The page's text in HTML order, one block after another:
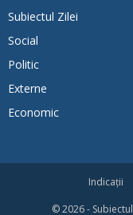
Subiectul Zilei
Social
Politic
Externe
Economic
Indicații
© 2026 -